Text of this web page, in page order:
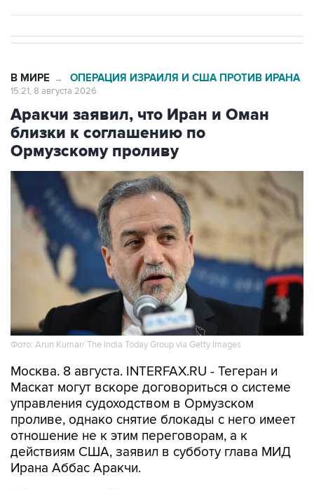
В МИРЕ → ОПЕРАЦИЯ ИЗРАИЛЯ И США ПРОТИВ ИРАНА
15:21, 8 августа 2026
Аракчи заявил, что Иран и Оман
близки к соглашению по
Ормузскому проливу
Фото: Arun Kumar/ The India Today Group via Getty Images
Москва. 8 августа. INTERFAX.RU - Тегеран и
Маскат могут вскоре договориться о системе
управления судоходством в Ормузском
проливе, однако снятие блокады с него имеет
отношение не к этим переговорам, а к
действиям США, заявил в субботу глава МИД
Ирана Аббас Аракчи.